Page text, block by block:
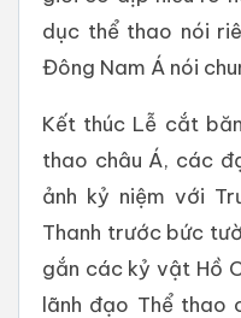
dục thể thao nói
Đông Nam Á nói
Kết thúc Lễ cắt
thao châu Á, các
ảnh kỷ niệm với
Thanh trước bức
gắn các kỷ vật Hồ
lãnh đạo Thể thao